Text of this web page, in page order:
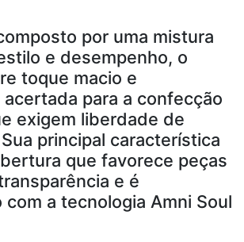
por uma mistura
e desempenho, o
toque macio e
para a confecção
exigem liberdade de
principal característica
que favorece peças
e é
com a tecnologia Amni Soul